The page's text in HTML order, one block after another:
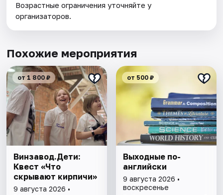
Возрастные ограничения уточняйте у
организаторов.
Похожие мероприятия
от 1 800 ₽
Винзавод.Дети:
Квест «Что
скрывают кирпичи»
9 августа 2026 •
от 500 ₽
Выходные по-
английски
9 августа 2026 •
воскресенье